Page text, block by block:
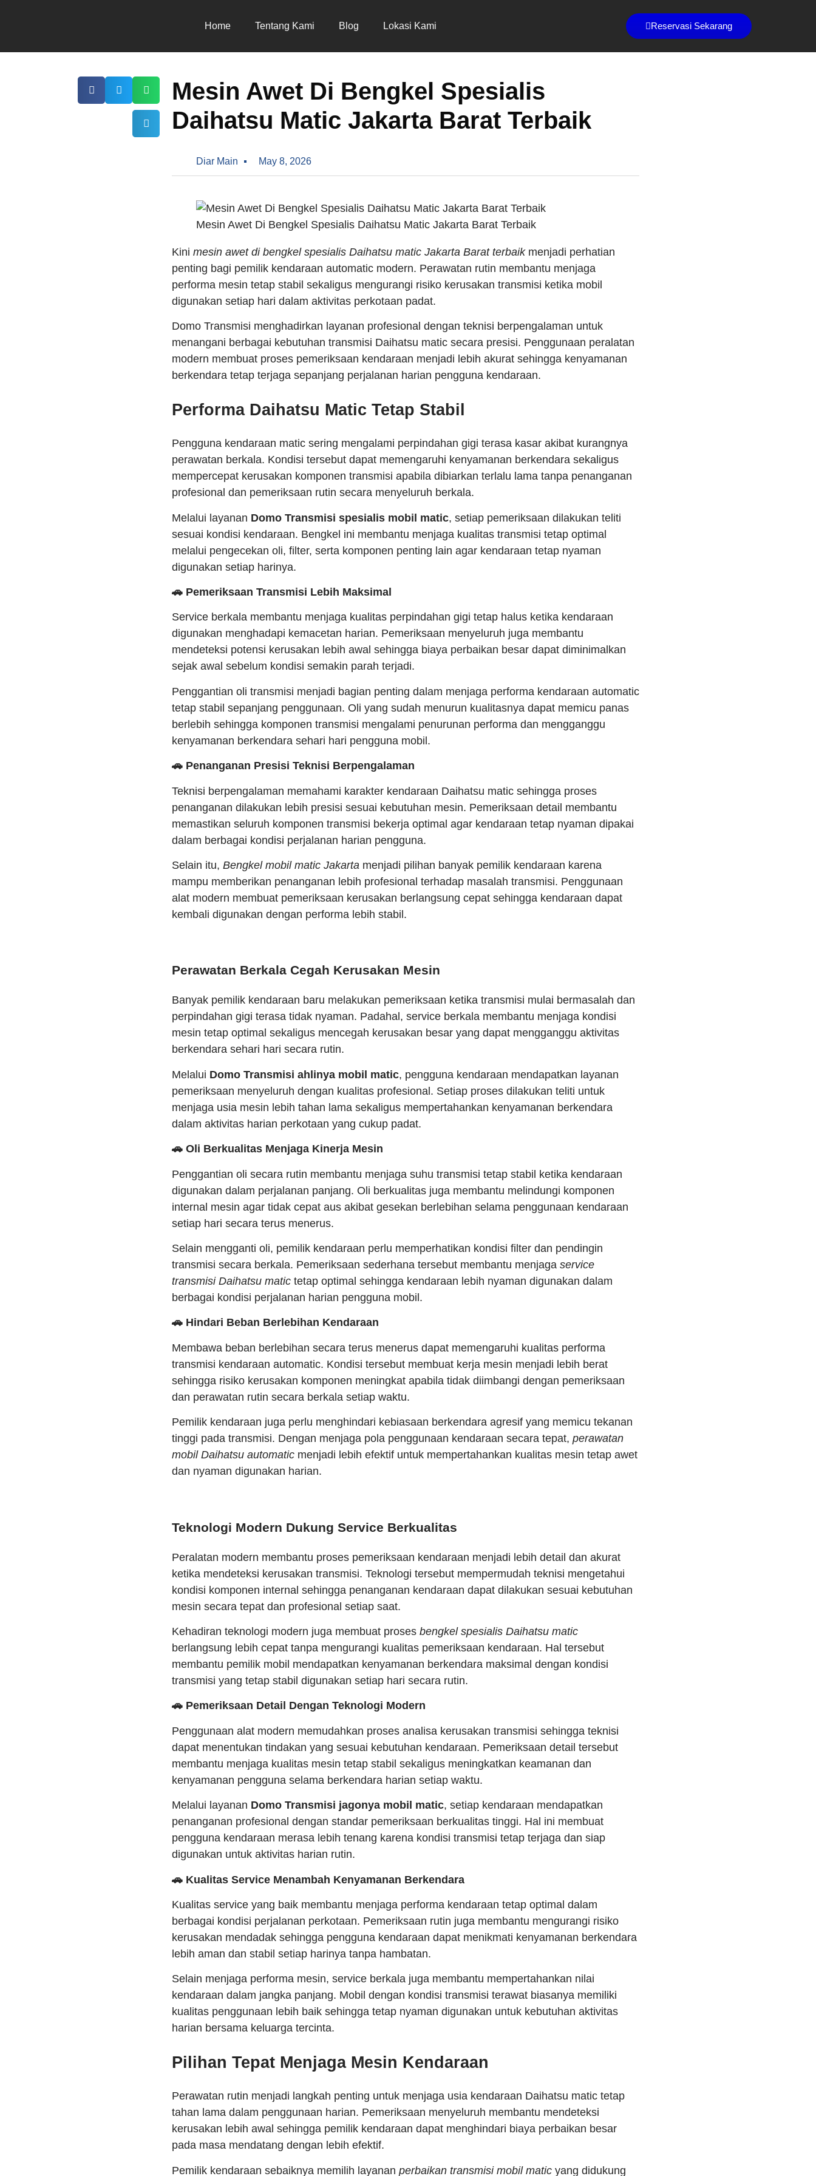
Home Tentang Kami Blog Lokasi Kami Reservasi Sekarang
Mesin Awet Di Bengkel Spesialis
Daihatsu Matic Jakarta Barat Terbaik
Diar Main May 8, 2026
Mesin Awet Di Bengkel Spesialis Daihatsu Matic Jakarta Barat Terbaik
Kini mesin awet di bengkel spesialis Daihatsu matic Jakarta Barat terbaikmenjadi perhatian
penting bagi pemilik kendaraan automatic modern. Perawatan rutin membantu menjaga
performa mesin tetap stabil sekaligus mengurangi risiko kerusakan transmisi ketika mobil
digunakan setiap hari dalam aktivitas perkotaan padat.
Domo Transmisi menghadirkan layanan profesional dengan teknisi berpengalaman untuk
menangani berbagai kebutuhan transmisi Daihatsu matic secara presisi. Penggunaan peralatan
modern membuat proses pemeriksaan kendaraan menjadi lebih akurat sehingga kenyamanan
berkendara tetap terjaga sepanjang perjalanan harian pengguna kendaraan.
Performa Daihatsu Matic Tetap Stabil
Pengguna kendaraan matic sering mengalami perpindahan gigi terasa kasar akibat kurangnya
perawatan berkala. Kondisi tersebut dapat memengaruhi kenyamanan berkendara sekaligus
mempercepat kerusakan komponen transmisi apabila dibiarkan terlalu lama tanpa penanganan
profesional dan pemeriksaan rutin secara menyeluruh berkala.
Melalui layanan Domo Transmisi spesialis mobil matic, setiap pemeriksaan dilakukan teliti
sesuai kondisi kendaraan. Bengkel ini membantu menjaga kualitas transmisi tetap optimal
melalui pengecekan oli, filter, serta komponen penting lain agar kendaraan tetap nyaman
digunakan setiap harinya.
🚗 Pemeriksaan Transmisi Lebih Maksimal
Service berkala membantu menjaga kualitas perpindahan gigi tetap halus ketika kendaraan
digunakan menghadapi kemacetan harian. Pemeriksaan menyeluruh juga membantu
mendeteksi potensi kerusakan lebih awal sehingga biaya perbaikan besar dapat diminimalkan
sejak awal sebelum kondisi semakin parah terjadi.
Penggantian oli transmisi menjadi bagian penting dalam menjaga performa kendaraan automatic
tetap stabil sepanjang penggunaan. Oli yang sudah menurun kualitasnya dapat memicu panas
berlebih sehingga komponen transmisi mengalami penurunan performa dan mengganggu
kenyamanan berkendara sehari hari pengguna mobil.
🚗 Penanganan Presisi Teknisi Berpengalaman
Teknisi berpengalaman memahami karakter kendaraan Daihatsu matic sehingga proses
penanganan dilakukan lebih presisi sesuai kebutuhan mesin. Pemeriksaan detail membantu
memastikan seluruh komponen transmisi bekerja optimal agar kendaraan tetap nyaman dipakai
dalam berbagai kondisi perjalanan harian pengguna.
Selain itu, Bengkel mobil matic Jakarta menjadi pilihan banyak pemilik kendaraan karena
mampu memberikan penanganan lebih profesional terhadap masalah transmisi. Penggunaan
alat modern membuat pemeriksaan kerusakan berlangsung cepat sehingga kendaraan dapat
kembali digunakan dengan performa lebih stabil.
Perawatan Berkala Cegah Kerusakan Mesin
Banyak pemilik kendaraan baru melakukan pemeriksaan ketika transmisi mulai bermasalah dan
perpindahan gigi terasa tidak nyaman. Padahal, service berkala membantu menjaga kondisi
mesin tetap optimal sekaligus mencegah kerusakan besar yang dapat mengganggu aktivitas
berkendara sehari hari secara rutin.
Melalui Domo Transmisi ahlinya mobil matic, pengguna kendaraan mendapatkan layanan
pemeriksaan menyeluruh dengan kualitas profesional. Setiap proses dilakukan teliti untuk
menjaga usia mesin lebih tahan lama sekaligus mempertahankan kenyamanan berkendara
dalam aktivitas harian perkotaan yang cukup padat.
🚗 Oli Berkualitas Menjaga Kinerja Mesin
Penggantian oli secara rutin membantu menjaga suhu transmisi tetap stabil ketika kendaraan
digunakan dalam perjalanan panjang. Oli berkualitas juga membantu melindungi komponen
internal mesin agar tidak cepat aus akibat gesekan berlebihan selama penggunaan kendaraan
setiap hari secara terus menerus.
Selain mengganti oli, pemilik kendaraan perlu memperhatikan kondisi filter dan pendingin
transmisi secara berkala. Pemeriksaan sederhana tersebut membantu menjaga service
transmisi Daihatsu matic tetap optimal sehingga kendaraan lebih nyaman digunakan dalam
berbagai kondisi perjalanan harian pengguna mobil.
🚗 Hindari Beban Berlebihan Kendaraan
Membawa beban berlebihan secara terus menerus dapat memengaruhi kualitas performa
transmisi kendaraan automatic. Kondisi tersebut membuat kerja mesin menjadi lebih berat
sehingga risiko kerusakan komponen meningkat apabila tidak diimbangi dengan pemeriksaan
dan perawatan rutin secara berkala setiap waktu.
Pemilik kendaraan juga perlu menghindari kebiasaan berkendara agresif yang memicu tekanan
tinggi pada transmisi. Dengan menjaga pola penggunaan kendaraan secara tepat, perawatan
mobil Daihatsu automatic menjadi lebih efektif untuk mempertahankan kualitas mesin tetap awet
dan nyaman digunakan harian.
Teknologi Modern Dukung Service Berkualitas
Peralatan modern membantu proses pemeriksaan kendaraan menjadi lebih detail dan akurat
ketika mendeteksi kerusakan transmisi. Teknologi tersebut mempermudah teknisi mengetahui
kondisi komponen internal sehingga penanganan kendaraan dapat dilakukan sesuai kebutuhan
mesin secara tepat dan profesional setiap saat.
Kehadiran teknologi modern juga membuat proses bengkel spesialis Daihatsu matic
berlangsung lebih cepat tanpa mengurangi kualitas pemeriksaan kendaraan. Hal tersebut
membantu pemilik mobil mendapatkan kenyamanan berkendara maksimal dengan kondisi
transmisi yang tetap stabil digunakan setiap hari secara rutin.
🚗 Pemeriksaan Detail Dengan Teknologi Modern
Penggunaan alat modern memudahkan proses analisa kerusakan transmisi sehingga teknisi
dapat menentukan tindakan yang sesuai kebutuhan kendaraan. Pemeriksaan detail tersebut
membantu menjaga kualitas mesin tetap stabil sekaligus meningkatkan keamanan dan
kenyamanan pengguna selama berkendara harian setiap waktu.
Melalui layanan Domo Transmisi jagonya mobil matic, setiap kendaraan mendapatkan
penanganan profesional dengan standar pemeriksaan berkualitas tinggi. Hal ini membuat
pengguna kendaraan merasa lebih tenang karena kondisi transmisi tetap terjaga dan siap
digunakan untuk aktivitas harian rutin.
🚗 Kualitas Service Menambah Kenyamanan Berkendara
Kualitas service yang baik membantu menjaga performa kendaraan tetap optimal dalam
berbagai kondisi perjalanan perkotaan. Pemeriksaan rutin juga membantu mengurangi risiko
kerusakan mendadak sehingga pengguna kendaraan dapat menikmati kenyamanan berkendara
lebih aman dan stabil setiap harinya tanpa hambatan.
Selain menjaga performa mesin, service berkala juga membantu mempertahankan nilai
kendaraan dalam jangka panjang. Mobil dengan kondisi transmisi terawat biasanya memiliki
kualitas penggunaan lebih baik sehingga tetap nyaman digunakan untuk kebutuhan aktivitas
harian bersama keluarga tercinta.
Pilihan Tepat Menjaga Mesin Kendaraan
Perawatan rutin menjadi langkah penting untuk menjaga usia kendaraan Daihatsu matic tetap
tahan lama dalam penggunaan harian. Pemeriksaan menyeluruh membantu mendeteksi
kerusakan lebih awal sehingga pemilik kendaraan dapat menghindari biaya perbaikan besar
pada masa mendatang dengan lebih efektif.
Pemilik kendaraan sebaiknya memilih layanan perbaikan transmisi mobil matic yang didukung